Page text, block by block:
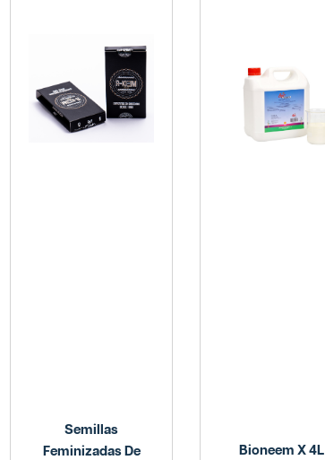
Semillas
Feminizadas De
Bioneem X 4L